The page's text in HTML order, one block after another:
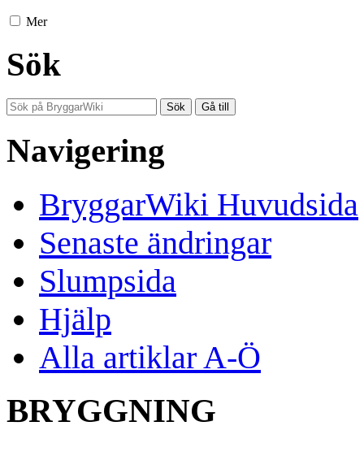
Mer
Sök
Navigering
BryggarWiki Huvudsida
Senaste ändringar
Slumpsida
Hjälp
Alla artiklar A-Ö
BRYGGNING